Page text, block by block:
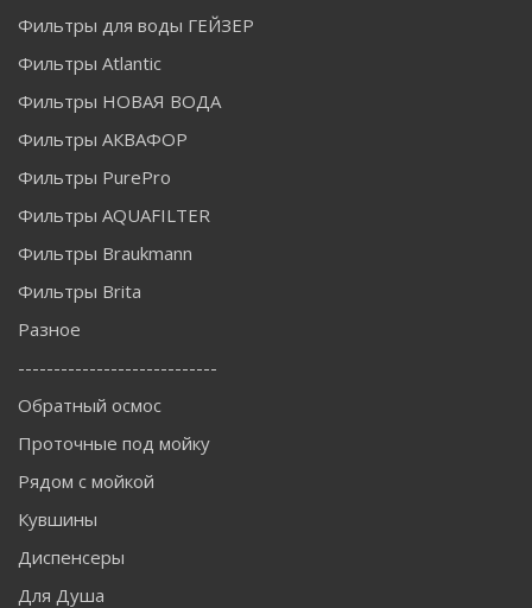
Фильтры для воды ГЕЙЗЕР
Фильтры Atlantic
Фильтры НОВАЯ ВОДА
Фильтры АКВАФОР
Фильтры PurePro
Фильтры AQUAFILTER
Фильтры Braukmann
Фильтры Brita
Разное
----------------------------
Обратный осмос
Проточные под мойку
Рядом с мойкой
Кувшины
Диспенсеры
Для Душа